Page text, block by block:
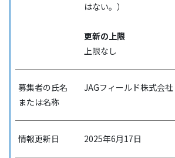
はない。）
更新の上限
上限なし
募集者の氏名
または名称
JAGフィールド株式会社
情報更新日 2025年6月17日